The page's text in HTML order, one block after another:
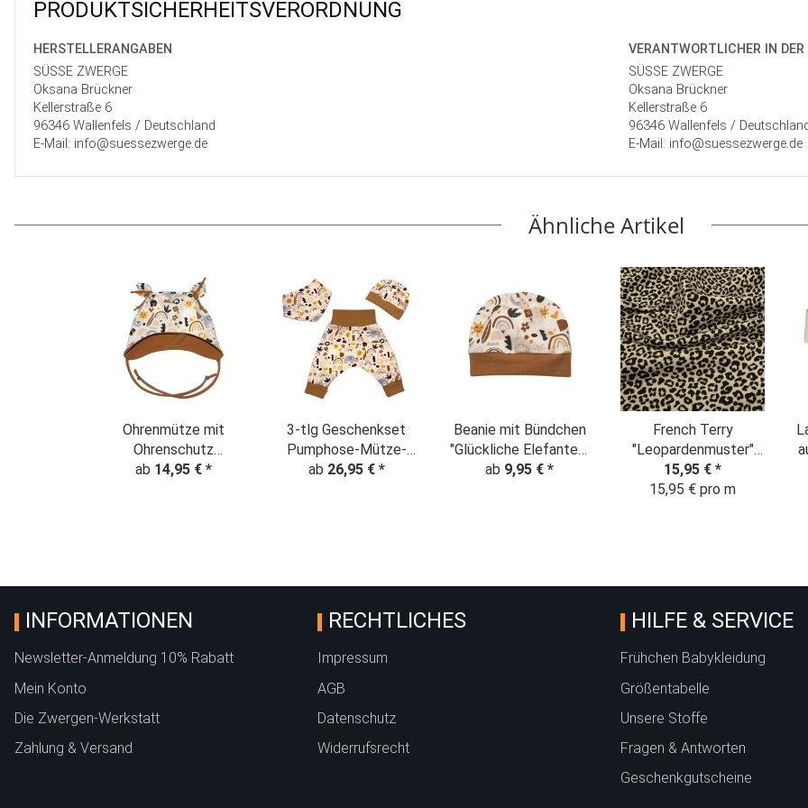
PRODUKT­SICHER­HEITS­VER­ORD­NUNG
HERSTELLER­ANGABEN
SÜSSE ZWERGE
Oksana Brückner
Kellerstraße 6
96346 Wallenfels / Deutschland
E-Mail: info@suessezwerge.de
VERANTWORT­LICHER IN DER
SÜSSE ZWERGE
Oksana Brückner
Kellerstraße 6
96346 Wallenfels /
E-Mail: info@suessezwerge.de
Ähnliche Artikel
Ohrenmütze mit
Ohrenschutz
"Glückliche Elefanten"
ab 14,95 € *
3-tlg Geschenkset
Pumphose-Mütze-
Tuch Erstlingsoutfit
ab 26,95 € *
Beanie mit Bündchen
"Glückliche Elefanten"
Regenbogen - beige
ab 9,95 € *
French Terry
"Leopardenmuster"
Animalprint beige
15,95 € *
15,95 € pro m
INFORMATIONEN
Newsletter-Anmeldung 10% Rabatt
Mein Konto
Die Zwergen-Werkstatt
Zahlung & Versand
RECHTLICHES
Impressum
AGB
Datenschutz
Widerrufsrecht
HILFE & SERVICE
Frühchen Babykleidung
Größentabelle
Unsere Stoffe
Fragen & Antworten
Geschenkgutscheine